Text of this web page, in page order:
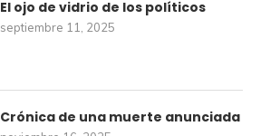
El ojo de vidrio de los políticos
septiembre 11, 2025
Crónica de una muerte anunciada